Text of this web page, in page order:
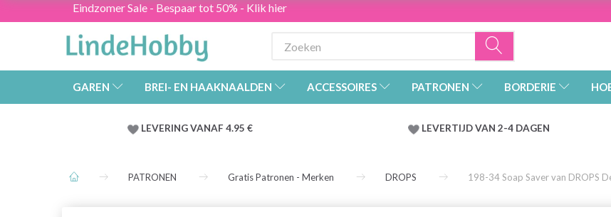
Eindzomer Sale - Bespaar tot 50% - Klik hier
GAREN BREI- EN HAAKNAALDEN ACCESSOIRES PATRONEN BORDERIE
LEVERING VANAF 4.95 € LEVERTIJD VAN 2-4 DAGEN
PATRONEN Gratis Patronen - Merken DROPS 198-34 Soap Saver van DROPS